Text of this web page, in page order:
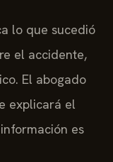
lo que sucedió
el accidente,
El abogado
explicará el
es